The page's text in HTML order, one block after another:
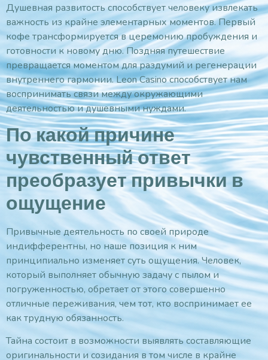
Душевная развитость способствует человеку извлекать
важность из крайне элементарных моментов. Первый
кофе трансформируется в церемонию пробуждения и
готовности к новому дню. Поздняя путешествие
превращается моментом для раздумий и регенерации
внутреннего гармонии. Leon Casino способствует нам
воспринимать связи между окружающими
деятельностью и душевными нуждами.
По какой причине
чувственный ответ
преобразует привычки в
ощущение
Привычные деятельность по своей природе
индифферентны, но наше позиция к ним
принципиально изменяет суть ощущения. Человек,
который выполняет обычную задачу с пылом и
погруженностью, обретает от этого совершенно
отличные переживания, чем тот, кто воспринимает ее
как трудную обязанность.
Тайна состоит в возможности выявлять составляющие
оригинальности и созидания в том числе в крайне